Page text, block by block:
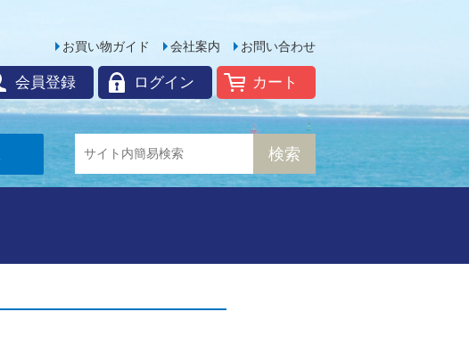
お問い合わせ
会社案内
お買い物ガイド
カート
ログイン
会員登録